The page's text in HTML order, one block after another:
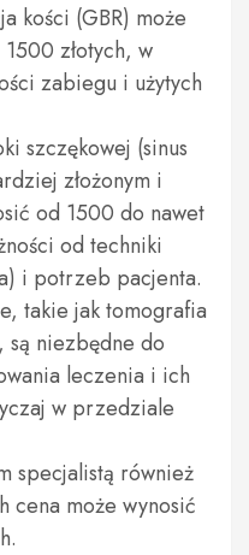
kości (GBR) może
złotych, w
zabiegu i użytych
szczękowej (sinus
złożonym i
od 1500 do nawet
od techniki
i potrzeb pacjenta.
takie jak tomografia
są niezbędne do
leczenia i ich
w przedziale
specjalistą również
cena może wynosić